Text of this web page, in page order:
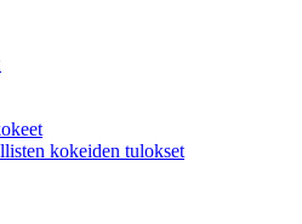
kokeiden tulokset